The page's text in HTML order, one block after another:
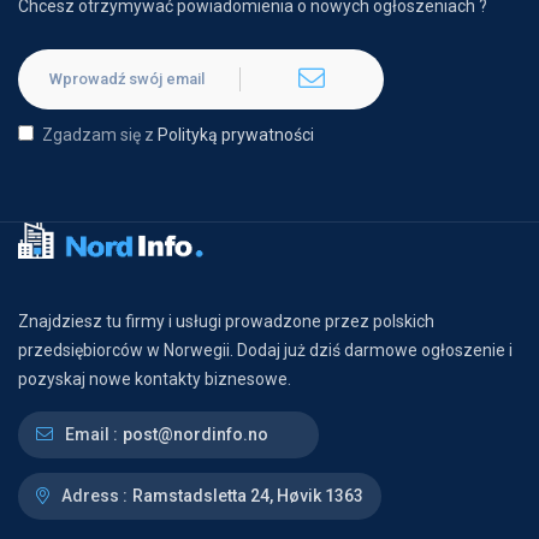
Chcesz otrzymywać powiadomienia o nowych ogłoszeniach ?
Zgadzam się z Polityką prywatności
Znajdziesz tu firmy i usługi prowadzone przez polskich
przedsiębiorców w Norwegii. Dodaj już dziś darmowe ogłoszenie i
pozyskaj nowe kontakty biznesowe.
Email : post@nordinfo.no
Adress : Ramstadsletta 24, Høvik 1363